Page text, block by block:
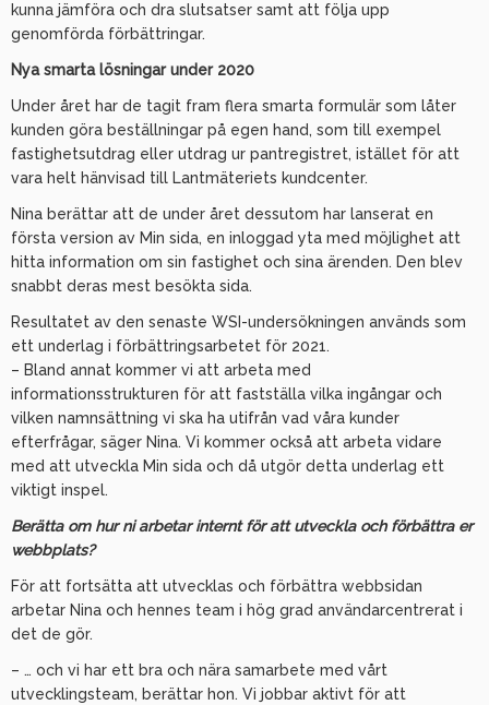
kunna jämföra och dra slutsatser samt att följa upp
genomförda förbättringar.
Nya smarta lösningar under 2020
Under året har de tagit fram flera smarta formulär som låter
kunden göra beställningar på egen hand, som till exempel
fastighetsutdrag eller utdrag ur pantregistret, istället för att
vara helt hänvisad till Lantmäteriets kundcenter.
Nina berättar att de under året dessutom har lanserat en
första version av Min sida, en inloggad yta med möjlighet att
hitta information om sin fastighet och sina ärenden. Den blev
snabbt deras mest besökta sida.
Resultatet av den senaste WSI-undersökningen används som
ett underlag i förbättringsarbetet för 2021.
– Bland annat kommer vi att arbeta med
informationsstrukturen för att fastställa vilka ingångar och
vilken namnsättning vi ska ha utifrån vad våra kunder
efterfrågar, säger Nina. Vi kommer också att arbeta vidare
med att utveckla Min sida och då utgör detta underlag ett
viktigt inspel.
Berätta om hur ni arbetar internt för att utveckla och förbättra er
webbplats?
För att fortsätta att utvecklas och förbättra webbsidan
arbetar Nina och hennes team i hög grad användarcentrerat i
det de gör.
– … och vi har ett bra och nära samarbete med vårt
utvecklingsteam, berättar hon. Vi jobbar aktivt för att